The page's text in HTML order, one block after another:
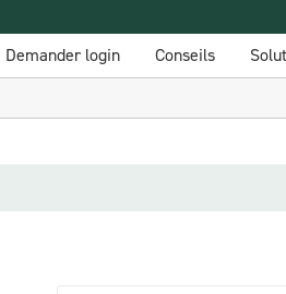
Demander login Conseils